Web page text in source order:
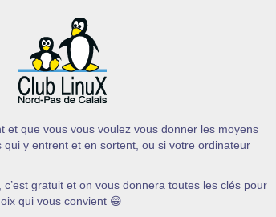
et que vous vous voulez vous donner les moyens
y entrent et en sortent, ou si votre ordinateur
gratuit et on vous donnera toutes les clés pour
qui vous convient 😁